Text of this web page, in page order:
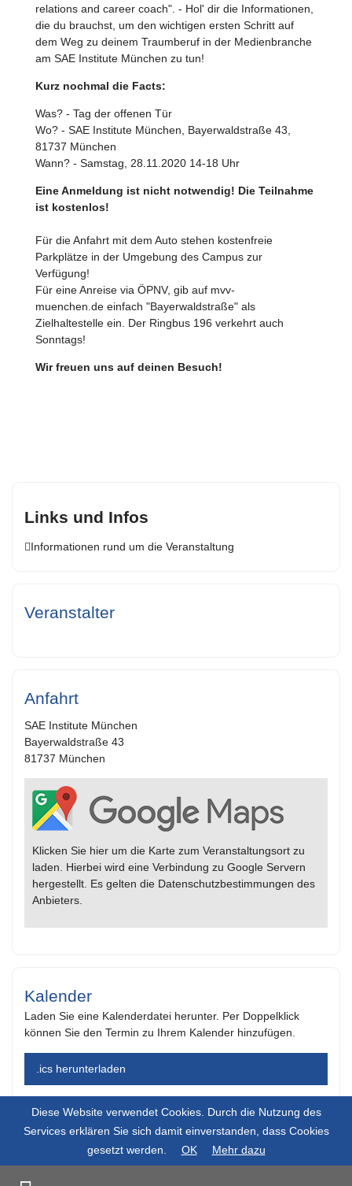
relations and career coach". - Hol' dir die Informationen,
die du brauchst, um den wichtigen ersten Schritt auf
dem Weg zu deinem Traumberuf in der Medienbranche
am SAE Institute München zu tun!
Kurz nochmal die Facts:
Was? - Tag der offenen Tür
Wo? - SAE Institute München, Bayerwaldstraße 43,
81737 München
Wann? - Samstag, 28.11.2020 14-18 Uhr
Eine Anmeldung ist nicht notwendig! Die Teilnahme
ist kostenlos!
Für die Anfahrt mit dem Auto stehen kostenfreie
Parkplätze in der Umgebung des Campus zur
Verfügung!
Für eine Anreise via ÖPNV, gib auf mvv-
muenchen.de einfach "Bayerwaldstraße" als
Zielhaltestelle ein. Der Ringbus 196 verkehrt auch
Sonntags!
Wir freuen uns auf deinen Besuch!
Links und Infos
Informationen rund um die Veranstaltung
Veranstalter
Anfahrt
SAE Institute München
Bayerwaldstraße 43
81737 München
Klicken Sie hier um die Karte zum Veranstaltungsort zu
laden. Hierbei wird eine Verbindung zu Google Servern
hergestellt. Es gelten die Datenschutzbestimmungen des
Anbieters.
Kalender
Laden Sie eine Kalenderdatei herunter. Per Doppelklick
können Sie den Termin zu Ihrem Kalender hinzufügen.
.ics herunterladen
Diese Website verwendet Cookies. Durch die Nutzung des
Services erklären Sie sich damit einverstanden, dass Cookies
gesetzt werden.
OK Mehr dazu